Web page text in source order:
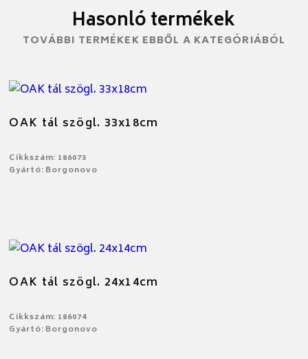
Hasonló termékek
TOVÁBBI TERMÉKEK EBBŐL A KATEGÓRIÁBÓL
OAK tál szögl. 33x18cm
Cikkszám: 186073
Gyártó: Borgonovo
OAK tál szögl. 24x14cm
Cikkszám: 186074
Gyártó: Borgonovo